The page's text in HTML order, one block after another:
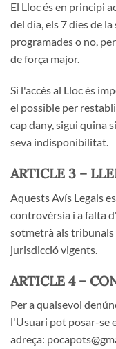
El Lloc és en principi
del dia, els 7 dies de
programades o no,
de força major.
Si l'accés al Lloc és
el possible per
cap dany, sigui quina
seva indisponibilitat.
ARTICLE 3 –
Aquests Avís Legals
controvèrsia i a falta
sotmetrà als tribunals
jurisdicció vigents.
ARTICLE 4 –
Per a qualsevol
l'Usuari pot posar-se
adreça: